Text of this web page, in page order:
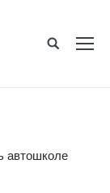
автошколе